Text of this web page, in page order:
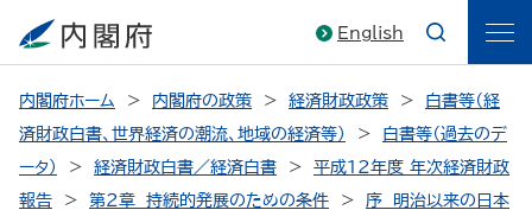
English
内閣府ホーム 内閣府の政策 経済財政政策
白書等（経
済財政白書、世界経済の潮流、地域の経済等）
白書等（過去のデ
ータ）
経済財政白書／経済白書
平成12年度 年次経済財政
報告
第２章 持続的発展のための条件
序 明治以来の日本